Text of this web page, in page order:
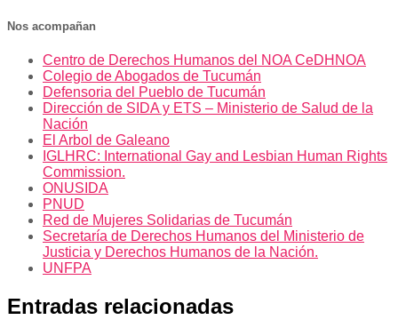
Nos acompañan
Centro de Derechos Humanos del NOA CeDHNOA
Colegio de Abogados de Tucumán
Defensoria del Pueblo de Tucumán
Dirección de SIDA y ETS – Ministerio de Salud de la
Nación
El Arbol de Galeano
IGLHRC: International Gay and Lesbian Human Rights
Commission.
ONUSIDA
PNUD
Red de Mujeres Solidarias de Tucumán
Secretaría de Derechos Humanos del Ministerio de
Justicia y Derechos Humanos de la Nación.
UNFPA
Entradas relacionadas